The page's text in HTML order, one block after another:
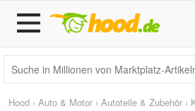
Hood › Auto & Motor › Autoteile & Zubehör ›